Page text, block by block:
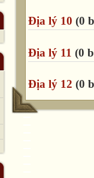
Địa lý 10 (0
Địa lý 11 (0
Địa lý 12 (0